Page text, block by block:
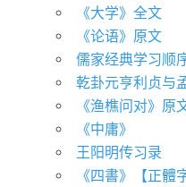
《大学》全文
《论语》原文
儒家经典学习顺
乾卦元亨利贞与
《渔樵问对》原
《中庸》
王阳明传习录
《四書》【正體